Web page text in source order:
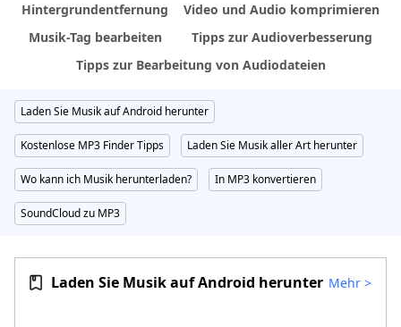
Hintergrundentfernung
Video und Audio komprimieren
Musik-Tag bearbeiten
Tipps zur Audioverbesserung
Tipps zur Bearbeitung von Audiodateien
Laden Sie Musik auf Android herunter
Kostenlose MP3 Finder Tipps Laden Sie Musik aller Art herunter
Wo kann ich Musik herunterladen? In MP3 konvertieren
SoundCloud zu MP3
Laden Sie Musik auf Android herunter Mehr >